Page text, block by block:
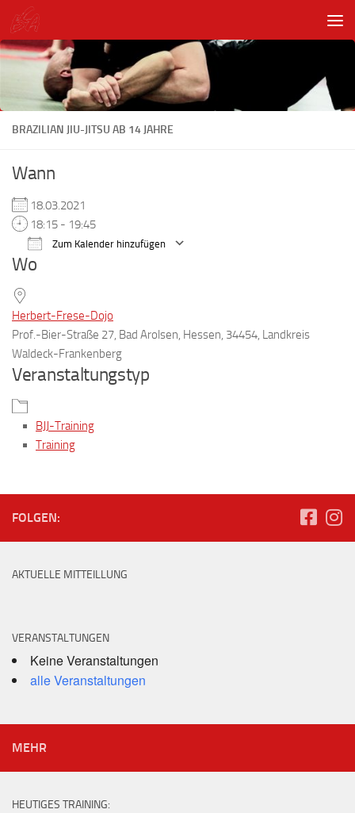
Unter dem Inhalt
BRAZILIAN JIU-JITSU AB 14 JAHRE
Wann
18.03.2021
18:15 - 19:45
Zum Kalender hinzufügen
Wo
Herbert-Frese-Dojo
Prof.-Bier-Straße 27, Bad Arolsen, Hessen, 34454, Landkreis
Waldeck-Frankenberg
Veranstaltungstyp
BJJ-Training
Training
FOLGEN:
AKTUELLE MITTEILLUNG
VERANSTALTUNGEN
Keine Veranstaltungen
alle Veranstaltungen
MEHR
HEUTIGES TRAINING: